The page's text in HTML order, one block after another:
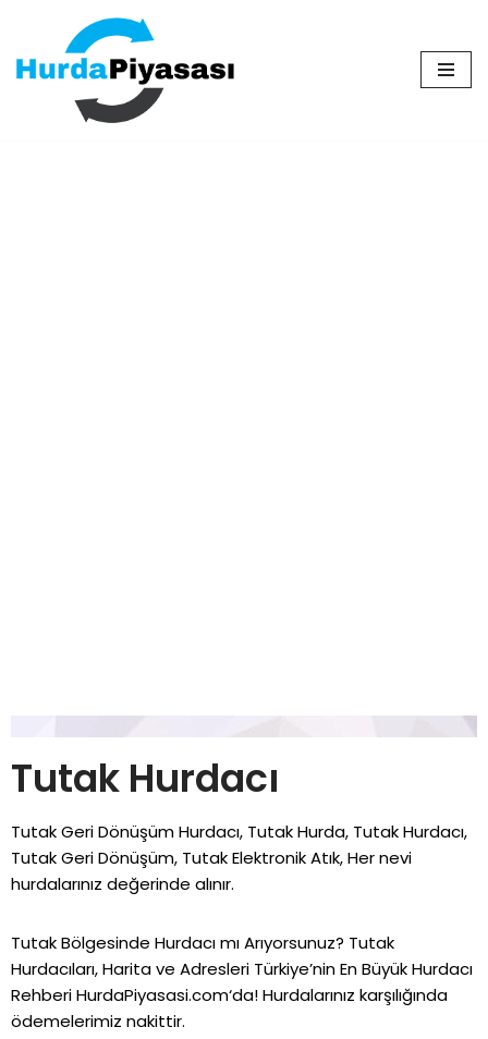
İçeriğe
geç
Tutak Hurdacı
Tutak Geri Dönüşüm Hurdacı, Tutak Hurda, Tutak Hurdacı,
Tutak Geri Dönüşüm, Tutak Elektronik Atık, Her nevi
hurdalarınız değerinde alınır.
Tutak Bölgesinde Hurdacı mı Arıyorsunuz? Tutak
Hurdacıları, Harita ve Adresleri Türkiye’nin En Büyük Hurdacı
RehberiHurdaPiyasasi.com‘da!Hurdalarınız karşılığında
ödemelerimiz nakittir.